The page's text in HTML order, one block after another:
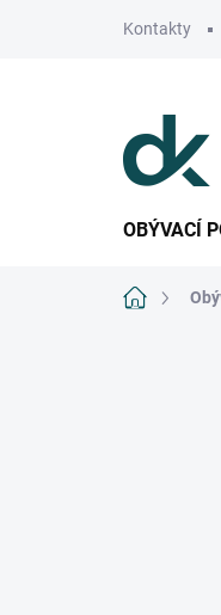
Kontakty
OBÝVACÍ
Domů